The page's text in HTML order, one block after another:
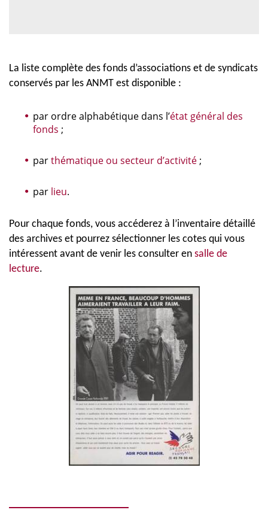
La liste complète des fonds d’associations et de syndicats
conservés par les ANMT est disponible :
par ordre alphabétique dans l’état général des
fonds ;
parthématique ou secteur d’activité ;
par lieu.
Pour chaque fonds, vous accéderez à l’inventaire détaillé
des archives et pourrez sélectionner les cotes qui vous
intéressent avant de venir les consulter en salle de
lecture.